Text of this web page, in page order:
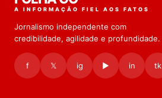
A INFORMAÇÃO FIEL AOS FATOS
Jornalismo independente com
credibilidade, agilidade e profundidade.
f 𝕏 ig ▶ in tk